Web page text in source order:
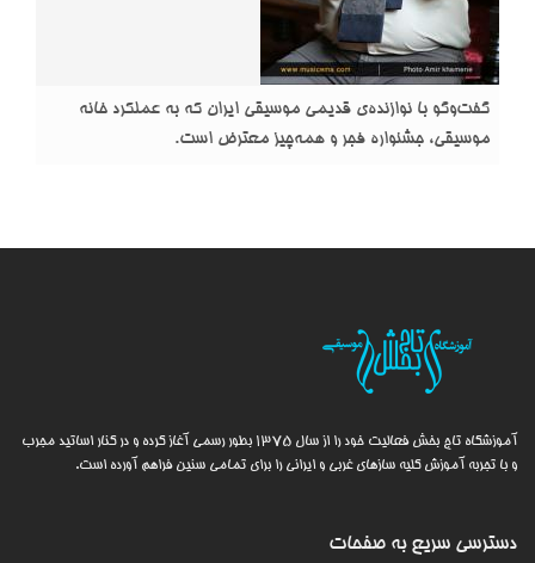
گفت‌و‌گو با نوازنده‌ی قدیمی موسیقی ایران که به عملکرد خانه
موسیقی، جشنواره فجر و همه‌چیز معترض است.
آموزشگاه تاج بخش فعالیت خود را از سال 1375 بطور رسمی آغاز کرده و در کنار اساتید مجرب
و با تجربه آموزش کلیه سازهای غربی و ایرانی را برای تمامی سنین فراهم آورده است.
دسترسی سریع به صفحات